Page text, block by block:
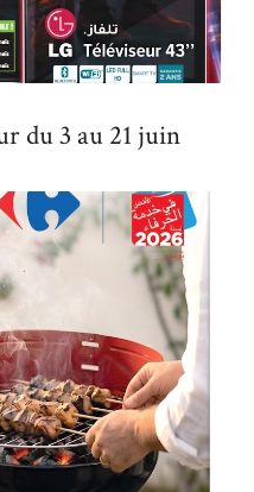
du 3 au 21 juin